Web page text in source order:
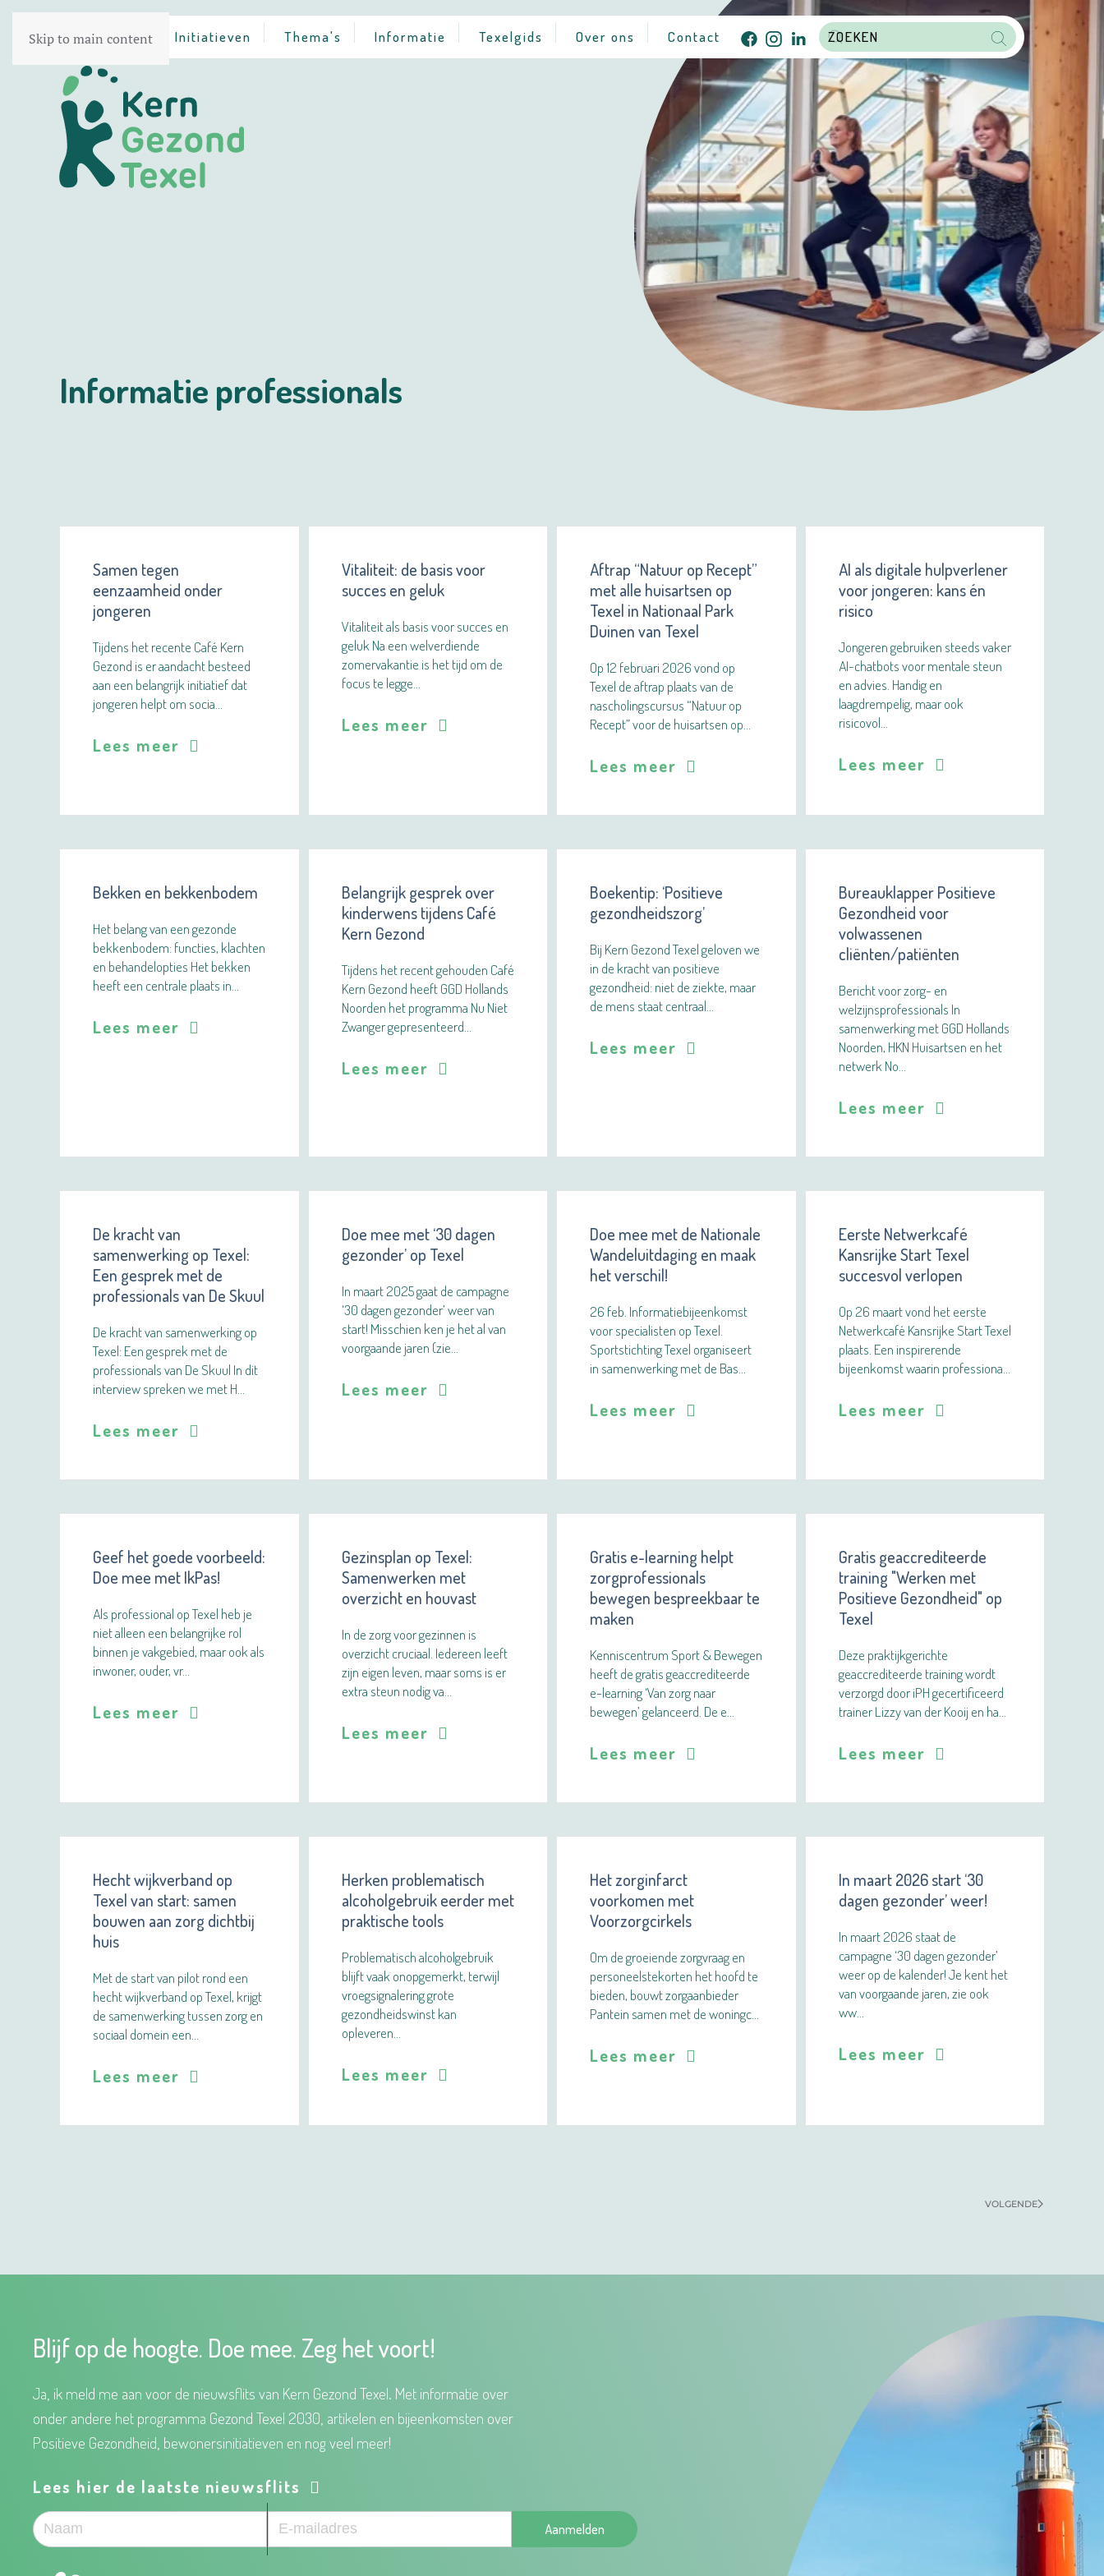
Skip to main content
Home Initiatieven Thema's Informatie Texelgids Over ons Contact
Informatie professionals
Samen tegen
eenzaamheid onder
jongeren
Tijdens het recente Café Kern
Gezond is er aandacht besteed
aan een belangrijk initiatief dat
jongeren helpt om socia…
Lees meer
Vitaliteit: de basis voor
succes en geluk
Vitaliteit als basis voor succes en
geluk Na een welverdiende
zomervakantie is het tijd om de
focus te legge…
Lees meer
Aftrap “Natuur op Recept”
met alle huisartsen op
Texel in Nationaal Park
Duinen van Texel
Op 12 februari 2026 vond op
Texel de aftrap plaats van de
nascholingscursus “Natuur op
Recept” voor de huisartsen op…
Lees meer
AI als digitale hulpverlener
voor jongeren: kans én
risico
Jongeren gebruiken steeds vaker
AI-chatbots voor mentale steun
en advies. Handig en
laagdrempelig, maar ook
risicovol…
Lees meer
Bekken en bekkenbodem
Het belang van een gezonde
bekkenbodem: functies, klachten
en behandelopties Het bekken
heeft een centrale plaats in…
Lees meer
Belangrijk gesprek over
kinderwens tijdens Café
Kern Gezond
Tijdens het recent gehouden Café
Kern Gezond heeft GGD Hollands
Noorden het programma Nu Niet
Zwanger gepresenteerd…
Lees meer
Boekentip: ‘Positieve
gezondheidszorg’
Bij Kern Gezond Texel geloven we
in de kracht van positieve
gezondheid: niet de ziekte, maar
de mens staat centraal…
Lees meer
Bureauklapper Positieve
Gezondheid voor
volwassenen
cliënten/patiënten
Bericht voor zorg- en
welzijnsprofessionals In
samenwerking met GGD Hollands
Noorden, HKN Huisartsen en het
netwerk No…
Lees meer
De kracht van
samenwerking op Texel:
Een gesprek met de
professionals van De Skuul
De kracht van samenwerking op
Texel: Een gesprek met de
professionals van De Skuul In dit
interview spreken we met H…
Lees meer
Doe mee met ‘30 dagen
gezonder’ op Texel
In maart 2025 gaat de campagne
‘30 dagen gezonder’ weer van
start! Misschien ken je het al van
voorgaande jaren (zie…
Lees meer
Doe mee met de Nationale
Wandeluitdaging en maak
het verschil!
26 feb. Informatiebijeenkomst
voor specialisten op Texel.
Sportstichting Texel organiseert
in samenwerking met de Bas…
Lees meer
Eerste Netwerkcafé
Kansrijke Start Texel
succesvol verlopen
Op 26 maart vond het eerste
Netwerkcafé Kansrijke Start Texel
plaats. Een inspirerende
bijeenkomst waarin professiona…
Lees meer
Geef het goede voorbeeld:
Doe mee met IkPas!
Als professional op Texel heb je
niet alleen een belangrijke rol
binnen je vakgebied, maar ook als
inwoner, ouder, vr…
Lees meer
Gezinsplan op Texel:
Samenwerken met
overzicht en houvast
In de zorg voor gezinnen is
overzicht cruciaal. Iedereen leeft
zijn eigen leven, maar soms is er
extra steun nodig va…
Lees meer
Gratis e-learning helpt
zorgprofessionals
bewegen bespreekbaar te
maken
Kenniscentrum Sport & Bewegen
heeft de gratis geaccrediteerde
e-learning ‘Van zorg naar
bewegen’ gelanceerd. De e…
Lees meer
Gratis geaccrediteerde
training "Werken met
Positieve Gezondheid" op
Texel
Deze praktijkgerichte
geaccrediteerde training wordt
verzorgd door iPH gecertificeerd
trainer Lizzy van der Kooij en ha…
Lees meer
Hecht wijkverband op
Texel van start: samen
bouwen aan zorg dichtbij
huis
Met de start van pilot rond een
hecht wijkverband op Texel, krijgt
de samenwerking tussen zorg en
sociaal domein een…
Lees meer
Herken problematisch
alcoholgebruik eerder met
praktische tools
Problematisch alcoholgebruik
blijft vaak onopgemerkt, terwijl
vroegsignalering grote
gezondheidswinst kan
opleveren…
Lees meer
Het zorginfarct
voorkomen met
Voorzorgcirkels
Om de groeiende zorgvraag en
personeelstekorten het hoofd te
bieden, bouwt zorgaanbieder
Pantein samen met de woningc…
Lees meer
In maart 2026 start ‘30
dagen gezonder’ weer!
In maart 2026 staat de
campagne ‘30 dagen gezonder’
weer op de kalender! Je kent het
van voorgaande jaren, zie ook
ww…
Lees meer
VOLGENDE
Blijf op de hoogte. Doe mee. Zeg het voort!
Ja, ik meld me aan voor de nieuwsflits van Kern Gezond Texel. Met informatie over
onder andere het programma Gezond Texel 2030, artikelen en bijeenkomsten over
Positieve Gezondheid, bewonersinitiatieven en nog veel meer!
Lees hier de laatste nieuwsflits
Aanmelden